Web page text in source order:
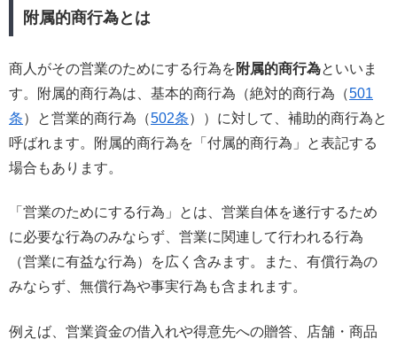
附属的商行為とは
商人がその営業のためにする行為を附属的商行為といいま
す。附属的商行為は、基本的商行為（絶対的商行為（501
条）と営業的商行為（502条））に対して、補助的商行為と
呼ばれます。附属的商行為を「付属的商行為」と表記する
場合もあります。
「営業のためにする行為」とは、営業自体を遂行するため
に必要な行為のみならず、営業に関連して行われる行為
（営業に有益な行為）を広く含みます。また、有償行為の
みならず、無償行為や事実行為も含まれます。
例えば、営業資金の借入れや得意先への贈答、店舗・商品